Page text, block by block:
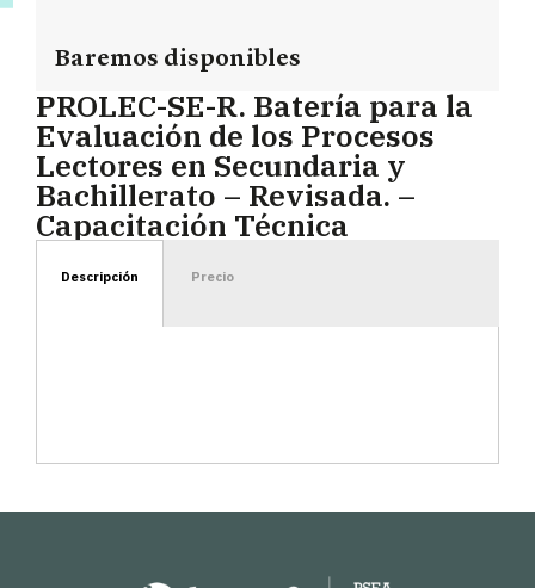
Baremos disponibles
PROLEC-SE-R. Batería para la
Evaluación de los Procesos
Lectores en Secundaria y
Bachillerato – Revisada. –
Capacitación Técnica
Descripción Precio